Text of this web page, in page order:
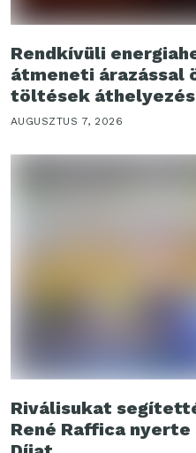
Rendkívüli
átmeneti árazással
töltések
AUGUSZTUS 7, 2026
Riválisukat
René Raffica nyerte